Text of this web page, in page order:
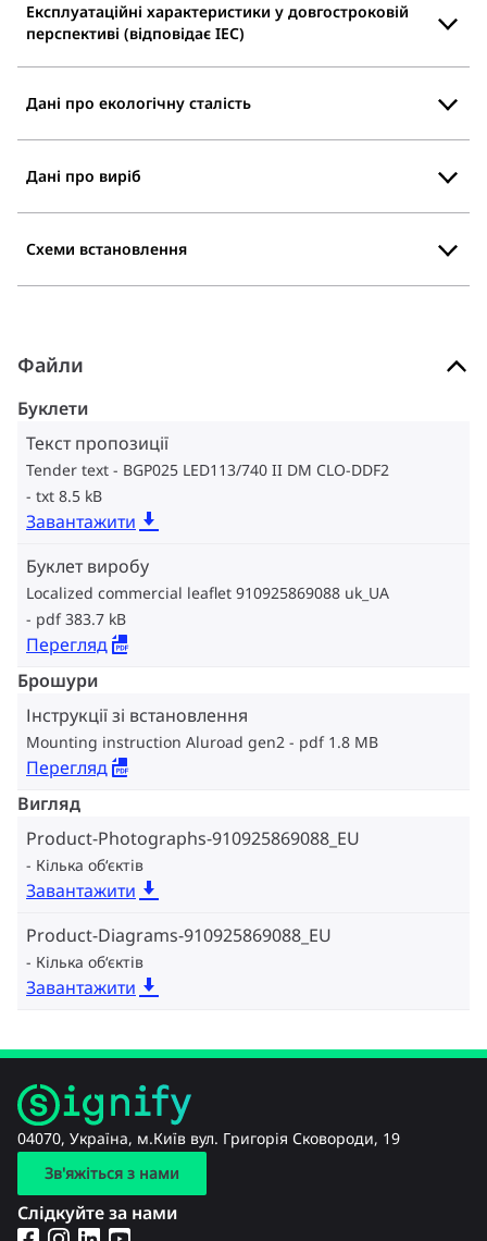
Експлуатаційні характеристики у довгостроковій
перспективі (відповідає IEC)
Дані про екологічну сталість
Дані про виріб
Схеми встановлення
Файли
Буклети
Текст пропозиції
Tender text - BGP025 LED113/740 II DM CLO-DDF2
txt 8.5 kB
Завантажити
Буклет виробу
Localized commercial leaflet 910925869088 uk_UA
pdf 383.7 kB
Перегляд
Брошури
Інструкції зі встановлення
Mounting instruction Aluroad gen2 pdf 1.8 MB
Перегляд
Вигляд
Product-Photographs-910925869088_EU
Кілька об‘єктів
Завантажити
Product-Diagrams-910925869088_EU
Кілька об‘єктів
Завантажити
04070, Україна, м.Київ вул. Григорія Сковороди, 19
Зв'яжіться з нами
Слідкуйте за нами